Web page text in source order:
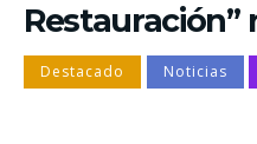
Restauración”
Destacado Noticias